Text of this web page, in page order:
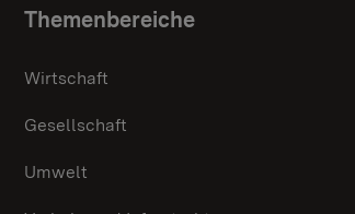
Topic
Themenbereiche
Wirtschaft
Gesellschaft
Umwelt